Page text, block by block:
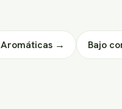
Aromáticas → Bajo